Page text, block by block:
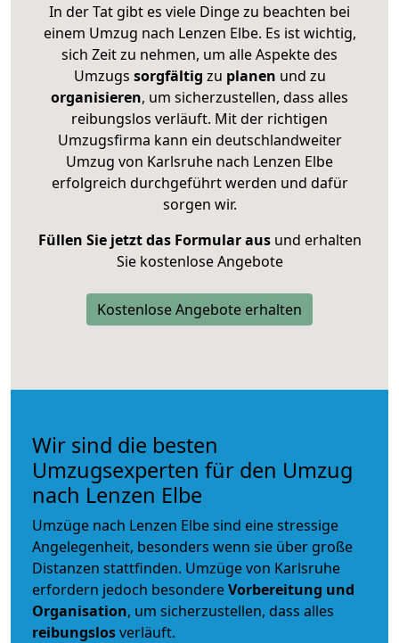
In der Tat gibt es viele Dinge zu beachten bei
einem Umzug nach Lenzen Elbe. Es ist wichtig,
sich Zeit zu nehmen, um alle Aspekte des
Umzugs sorgfältig zu planen und zu
organisieren, um sicherzustellen, dass alles
reibungslos verläuft. Mit der richtigen
Umzugsfirma kann ein deutschlandweiter
Umzug von Karlsruhe nach Lenzen Elbe
erfolgreich durchgeführt werden und dafür
sorgen wir.
Füllen Sie jetzt das Formular ausund erhalten
Sie kostenlose Angebote
Kostenlose Angebote erhalten
Wir sind die besten
Umzugsexperten für den Umzug
nach Lenzen Elbe
Umzüge nach Lenzen Elbe sind eine stressige
Angelegenheit, besonders wenn sie über große
Distanzen stattfinden. Umzüge von Karlsruhe
erfordern jedoch besondereVorbereitung und
Organisation, um sicherzustellen, dass alles
reibungslosverläuft.